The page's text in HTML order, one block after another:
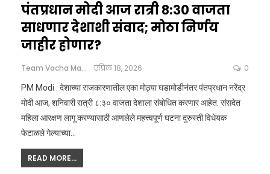
पंतप्रधान मोदी आज रात्री ८:३० वाजता
साधणार देशाशी संवाद; मोठा निर्णय
जाहीर होणार?
Team Vacha Marathi एप्रिल 18, 2026 0
PM Modi : देशाच्या राजकारणातील एका मोठ्या घडामोडीनंतर पंतप्रधान नरेंद्र
मोदी आज, शनिवारी रात्री ८:३० वाजता देशाला संबोधित करणार आहेत. संसदेत
महिला आरक्षण लागू करण्यासाठी आणलेले महत्त्वपूर्ण घटना दुरुस्ती विधेयक
फेटाळले गेल्याच्या…
READ MORE...